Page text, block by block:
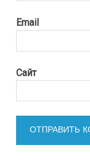
Email
Сайт